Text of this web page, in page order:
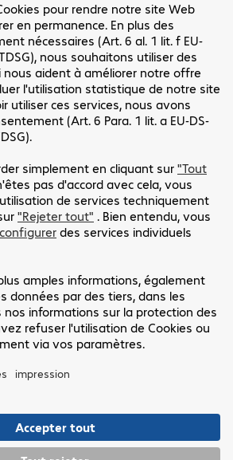
de notredéclaration de protection des
exhaustivement sur le traitement
vos droits en matière de protection
des données